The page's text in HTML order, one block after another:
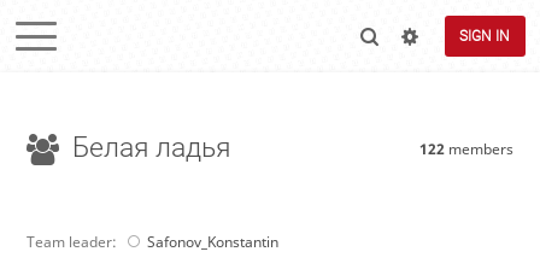
SIGN IN
Белая ладья 122 members
Team leader: Safonov_Konstantin